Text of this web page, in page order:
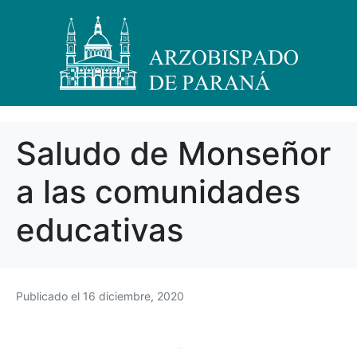
Saludo de Monseñor
a las comunidades
educativas
Publicado el 16 diciembre, 2020